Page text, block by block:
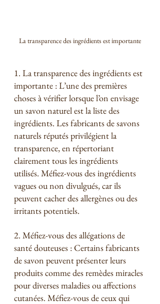
La transparence des ingrédients est importante
1. La transparence des ingrédients est
importante : L’une des premières
choses à vérifier lorsque l’on envisage
un savon naturel est la liste des
ingrédients. Les fabricants de savons
naturels réputés privilégient la
transparence, en répertoriant
clairement tous les ingrédients
utilisés. Méfiez-vous des ingrédients
vagues ou non divulgués, car ils
peuvent cacher des allergènes ou des
irritants potentiels.
2. Méfiez-vous des allégations de
santé douteuses : Certains fabricants
de savon peuvent présenter leurs
produits comme des remèdes miracles
pour diverses maladies ou affections
cutanées. Méfiez-vous de ceux qui